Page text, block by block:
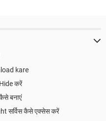
kare
करें
बनाएं
सर्विस कैसे एक्सेस करें